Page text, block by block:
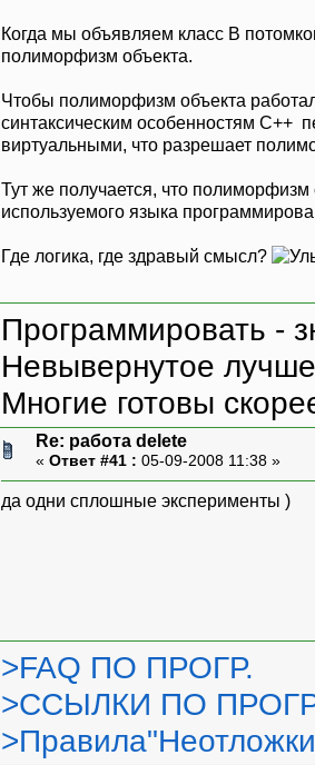
Когда мы объявляем класс B
полиморфизм объекта.
Чтобы полиморфизм объекта
синтаксическим особенностям C++
виртуальными, что разрешает
Тут же получается, что полиморфизм
используемого языка
Где логика, где здравый смысл?
Программировать -
Невывернутое
Многие готовы
Re: работа delete
« Ответ #41 : 05-09-2008 11:38 »
да одни сплошные эксперименты )
>FAQ ПО ПРОГР.
>ССЫЛКИ ПО